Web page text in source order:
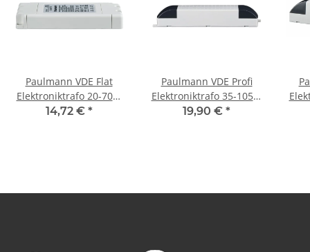
Paulmann VDE Flat
Elektroniktrafo 20-70W
230/12V 70VA Weiß
14,72 € *
Paulmann VDE Profi
Elektroniktrafo 35-105W
230/12V 105VA
19,90 € *